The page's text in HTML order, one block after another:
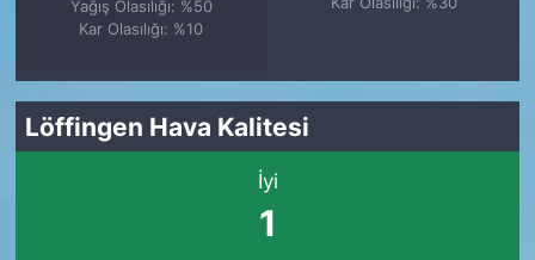
Yağış Olasılığı: %50
Kar Olasılığı: %10
Löffingen Hava Kalitesi
İyi
1